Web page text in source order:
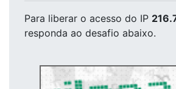
Para liberar o acesso do IP
responda ao desafio abaixo.